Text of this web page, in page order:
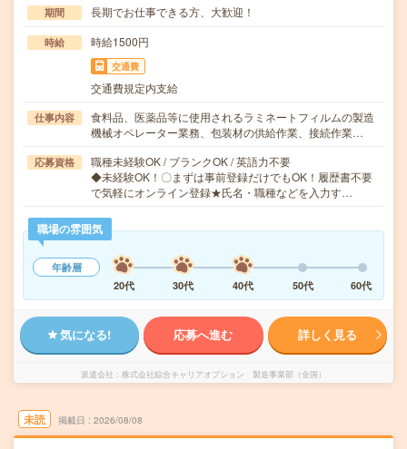
期間 長期でお仕事できる方、大歓迎！
時給 時給1500円
交通費
交通費規定内支給
仕事内容
食料品、医薬品等に使用されるラミネートフィルムの製造
機械オペレーター業務、包装材の供給作業、接続作業…
応募資格
職種未経験OK / ブランクOK / 英語力不要
◆未経験OK！〇まずは事前登録だけでもOK！履歴書不要
で気軽にオンライン登録★氏名・職種などを入力す…
職場の雰囲気
年齢層
20代
30代 40代 50代 60代
気になる! 応募へ進む 詳しく見る
派遣会社 株式会社綜合キャリアオプション 製造事業部（全国）
未読 掲載日 2026/08/08